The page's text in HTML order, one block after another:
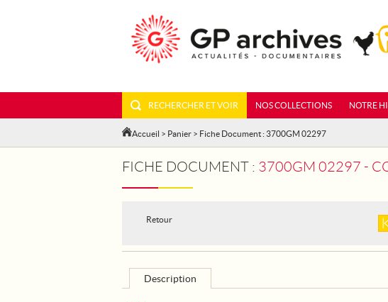
RECHERCHER ET VOIR NOS COLLECTIONS NOTRE
Accueil > Panier > Fiche Document : 3700GM 02297
FICHE DOCUMENT : 3700GM 02297 -
Retour
Description